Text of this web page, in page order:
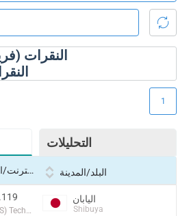
النقرات
التحليلات
1
بروتوكول الإنترنت/المزود البلد/المدينة
Alibaba (US) Technology Co., Ltd.
اليابان
Shibuya